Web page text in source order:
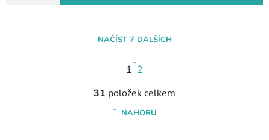
v
l
NAČÍST 7 DALŠÍCH
t
á
k
1 2
31 položek celkem
NAHORU